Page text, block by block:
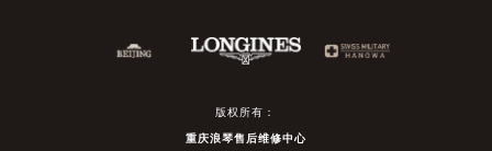
版权所有：
重庆浪琴售后维修中心